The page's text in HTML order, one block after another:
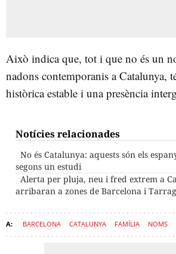
Això indica que, tot i que no és un
nadons contemporanis a Catalunya,
històrica estable i una presència
Notícies relacionades
No és Catalunya: aquests són els
segons un estudi
Alerta per pluja, neu i fred extrem a
arribaran a zones de Barcelona i
BARCELONA CATALUNYA FAMÍLIA NOMS